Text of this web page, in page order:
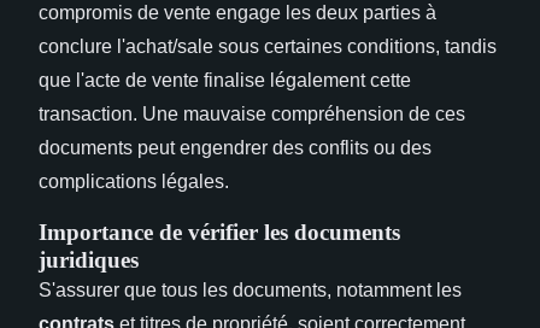
compromis de vente engage les deux parties à
conclure l'achat/sale sous certaines conditions, tandis
que l'acte de vente finalise légalement cette
transaction. Une mauvaise compréhension de ces
documents peut engendrer des conflits ou des
complications légales.
Importance de vérifier les documents
juridiques
S'assurer que tous les documents, notamment les
contrats et titres de propriété, soient correctement